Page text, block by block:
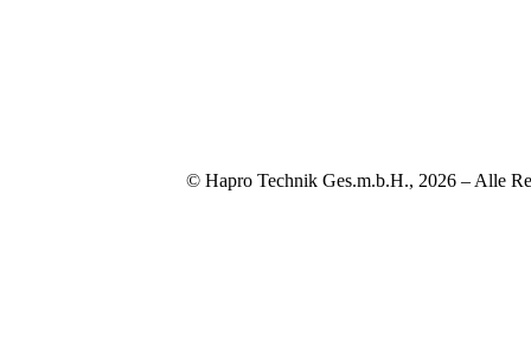
© Hapro Technik Ges.m.b.H., 2026 – Alle